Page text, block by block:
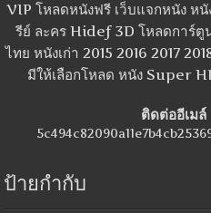
VIP โหลดหนังฟรี เว็บแจกหนัง ห
รีย์ ละคร Hidef 3D โหลดการ์ตู
ไทย หนังเก่า 2015 2016 2017
มีให้เลือกโหลด หนัง Super
ติดต่ออีเม
ป้ายกำกับ